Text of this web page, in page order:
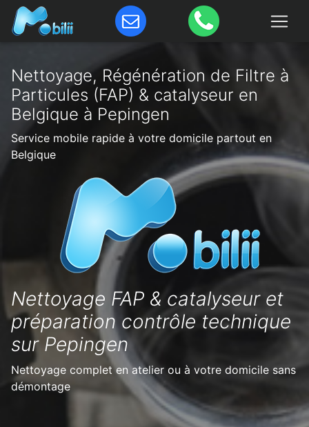
Nettoyage, Régénération de Filtre à
Particules (FAP) & catalyseur en
Belgique à Pepingen
Service mobile rapide à votre domicile partout en
Belgique
Nettoyage FAP & catalyseur et
préparation contrôle technique
sur Pepingen
Nettoyage complet en atelier ou à votre domicile sans
démontage